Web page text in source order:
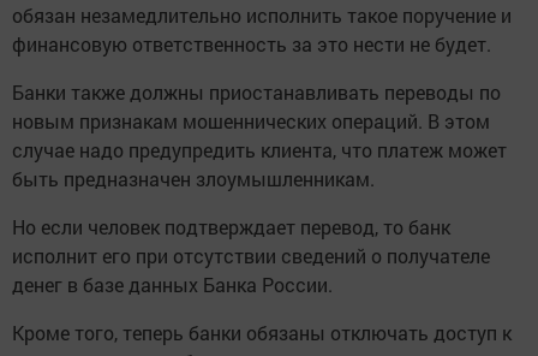
обязан незамедлительно исполнить такое поручение и
финансовую ответственность за это нести не будет.
Банки также должны приостанавливать переводы по
новым признакам мошеннических операций. В этом
случае надо предупредить клиента, что платеж может
быть предназначен злоумышленникам.
Но если человек подтверждает перевод, то банк
исполнит его при отсутствии сведений о получателе
денег в базе данных Банка России.
Кроме того, теперь банки обязаны отключать доступ к